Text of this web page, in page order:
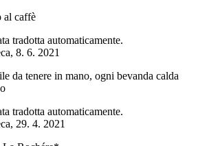
al caffè
tradotta automaticamente.
, 8. 6. 2021
da tenere in mano, ogni bevanda calda
tradotta automaticamente.
, 29. 4. 2021